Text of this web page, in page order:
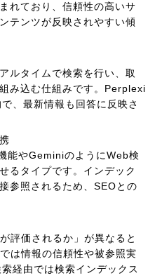
れており、信頼性の高いサ
テンツが反映されやすい傾
ルタイムで検索を行い、取
み込む仕組みです。Perplexi
、最新情報も回答に反映さ
能やGeminiのようにWeb検
るタイプです。インデック
参照されるため、SEOとの
評価されるか」が異なると
は情報の信頼性や被参照実
経由では検索インデックス